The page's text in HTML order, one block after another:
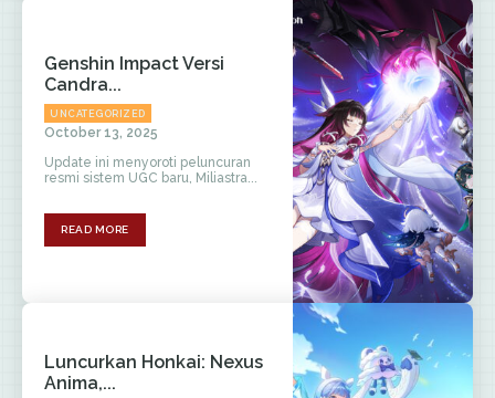
Genshin Impact Versi
Candra...
UNCATEGORIZED
October 13, 2025
Update ini menyoroti peluncuran
resmi sistem UGC baru, Miliastra...
READ MORE
Luncurkan Honkai: Nexus
Anima,...